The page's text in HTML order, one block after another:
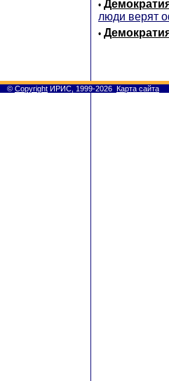
•
люди верят
•
© Copyright ИРИС, 1999-2026 Карта сайта